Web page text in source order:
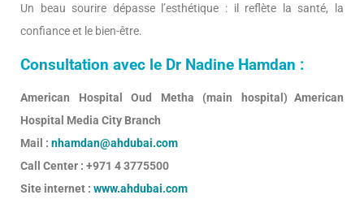
Un beau sourire dépasse l’esthétique : il reflète la santé, la
confiance et le bien-être.
Consultation avec le Dr Nadine Hamdan :
American Hospital Oud Metha (main hospital) American
Hospital Media City Branch
Mail : nhamdan@ahdubai.com
Call Center : +971 4 3775500
Site internet : www.ahdubai.com